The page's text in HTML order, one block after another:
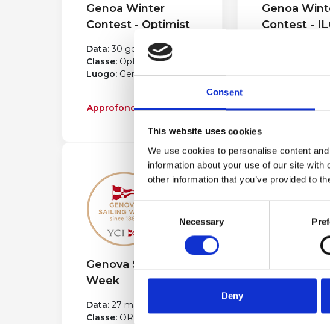
Consent
This website uses cookies
We use cookies to personalise content
information about your use of our site
other information that you’ve provided to
Consent
Selection
Necessary
Deny
Genoa Winter
Contest - Optimist
Data:30 gennaio 2026
Classe: Optimist
Luogo: Genova
Approfondisci
Genoa
Contest -
ILCA 4
Approfondisci
Genova Sailing
Week
Data: 27 marzo 2026
Classe: ORC - One Design
Riva